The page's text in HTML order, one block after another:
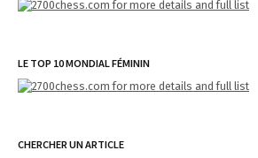
LE TOP 10 MONDIAL FÉMININ
CHERCHER UN ARTICLE